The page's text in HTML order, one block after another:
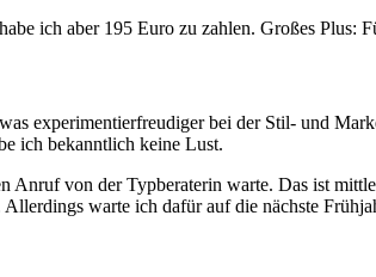
ich aber 195 Euro zu zahlen. Großes Plus:
experimentierfreudiger bei der Stil- und
ich bekanntlich keine Lust.
Anruf von der Typberaterin warte. Das ist
warte ich dafür auf die nächste